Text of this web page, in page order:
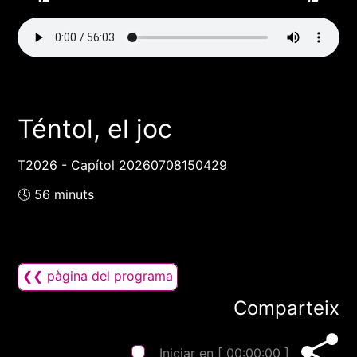
Téntol, el joc
T2026 - Capítol 20260708150429
🕓 56 minuts
❮❮ pàgina del programa
Comparteix
Iniciar en [ 00:00:00 ]